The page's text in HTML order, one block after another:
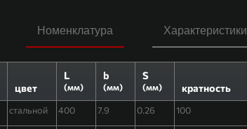
Номенклатура Характеристики
цвет
L
(мм)
b
(мм)
S
(мм) кратность
стальной 400 7.9 0.26 100